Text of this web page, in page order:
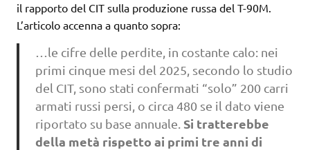
il rapporto del CIT sulla produzione russa del T-90M.
L’articolo accenna a quanto sopra:
…le cifre delle perdite, in costante calo: nei
primi cinque mesi del 2025, secondo lo studio
del CIT, sono stati confermati “solo” 200 carri
armati russi persi, o circa 480 se il dato viene
riportato su base annuale. Si tratterebbe
della metà rispetto ai primi tre anni di